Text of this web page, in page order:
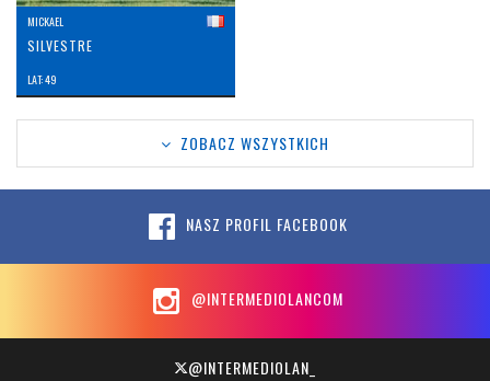
MICKAEL
SILVESTRE
LAT: 49
ZOBACZ WSZYSTKICH
NASZ PROFIL FACEBOOK
@INTERMEDIOLANCOM
@INTERMEDIOLAN_